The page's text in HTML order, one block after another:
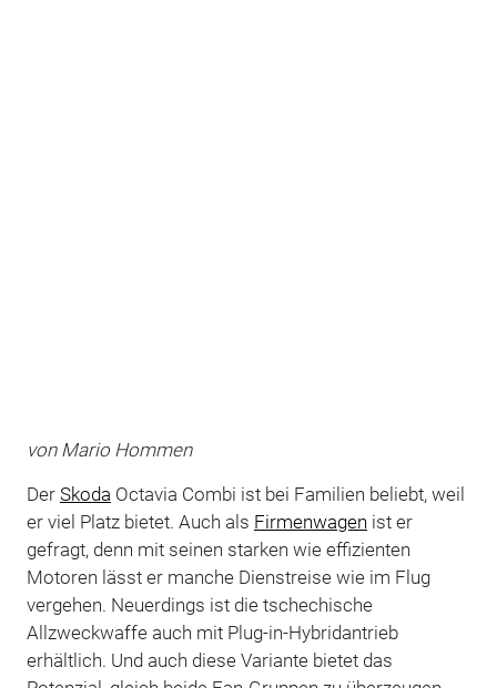
von Mario Hommen
Der Skoda Octavia Combi ist bei Familien beliebt, weil
er viel Platz bietet. Auch als Firmenwagen ist er
gefragt, denn mit seinen starken wie effizienten
Motoren lässt er manche Dienstreise wie im Flug
vergehen. Neuerdings ist die tschechische
Allzweckwaffe auch mit Plug-in-Hybridantrieb
erhältlich. Und auch diese Variante bietet das